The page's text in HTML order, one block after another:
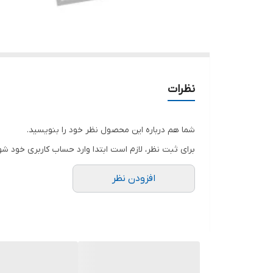
نظرات
شما هم درباره این محصول نظر خود را بنویسید.
برای ثبت نظر، لازم است ابتدا وارد حساب کاربری خود
افزودن نظر